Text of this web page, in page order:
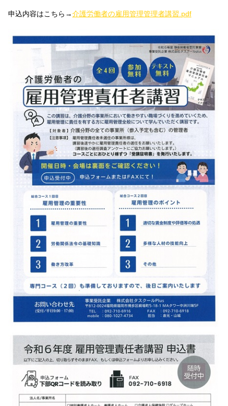
申込内容はこちら→介護労働者の雇用管理管理者講習.pdf